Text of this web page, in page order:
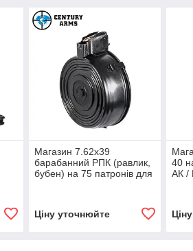
Магазин 7.62х39
барабанний РПК (равлик,
бубен) на 75 патронів для
Ціну уточнюйте
40
АК /